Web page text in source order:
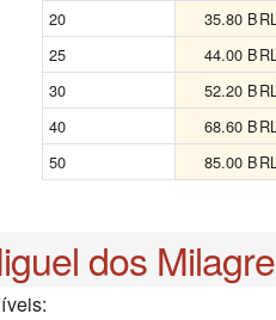
20
35.80
25
44.00
30
52.20
40
68.60
50
85.00
dos